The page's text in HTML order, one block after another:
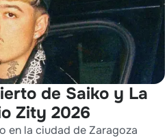
de Saiko y La
Zity 2026
en la ciudad de Zaragoza